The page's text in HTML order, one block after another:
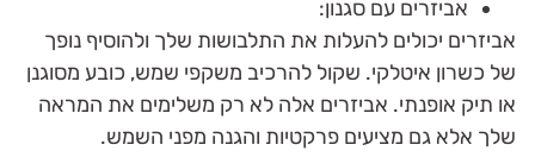
אביזרים עם סגנון:
אביזרים יכולים להעלות את התלבושות שלך ולהוסיף נופך
של כשרון איטלקי. שקול להרכיב משקפי שמש, כובע מסוגנן
או תיק אופנתי. אביזרים אלה לא רק משלימים את המראה
שלך אלא גם מציעים פרקטיות והגנה מפני השמש.